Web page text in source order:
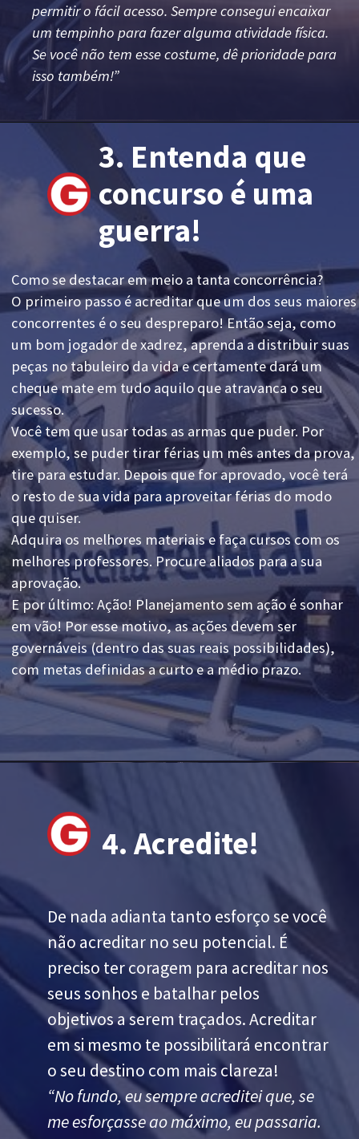
permitir o fácil acesso. Sempre consegui encaixar
um tempinho para fazer alguma atividade física.
Se você não tem esse costume, dê prioridade para
isso também!”
3. Entenda que
concurso é uma
guerra!
Como se destacar em meio a tanta concorrência?
O primeiro passo é acreditar que um dos seus maiores
concorrentes é o seu despreparo! Então seja, como
um bom jogador de xadrez, aprenda a distribuir suas
peças no tabuleiro da vida e certamente dará um
cheque mate em tudo aquilo que atravanca o seu
sucesso.
Você tem que usar todas as armas que puder. Por
exemplo, se puder tirar férias um mês antes da prova,
tire para estudar. Depois que for aprovado, você terá
o resto de sua vida para aproveitar férias do modo
que quiser.
Adquira os melhores materiais e faça cursos com os
melhores professores. Procure aliados para a sua
aprovação.
E por último: Ação! Planejamento sem ação é sonhar
em vão! Por esse motivo, as ações devem ser
governáveis (dentro das suas reais possibilidades),
com metas definidas a curto e a médio prazo.
4. Acredite!
De nada adianta tanto esforço se você
não acreditar no seu potencial. É
preciso ter coragem para acreditar nos
seus sonhos e batalhar pelos
objetivos a serem traçados. Acreditar
em si mesmo te possibilitará encontrar
o seu destino com mais clareza!
“No fundo, eu sempre acreditei que, se
me esforçasse ao máximo, eu passaria.